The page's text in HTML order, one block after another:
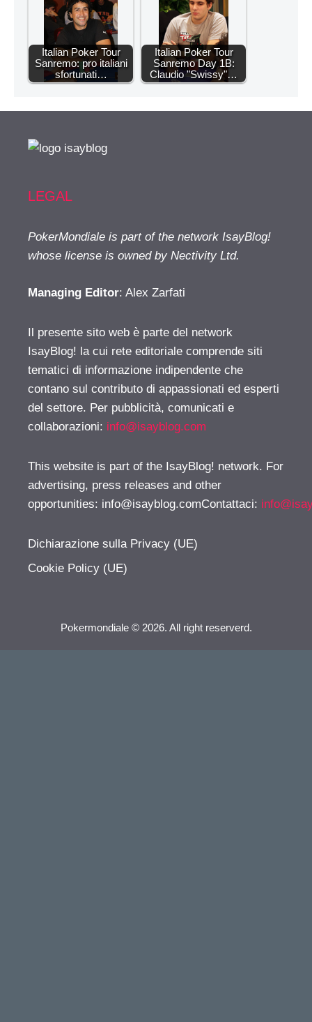
Italian Poker Tour
Sanremo: pro italiani
sfortunati…
Italian Poker Tour
Sanremo Day 1B:
Claudio "Swissy"…
LEGAL
PokerMondiale is part of the network IsayBlog!
whose license is owned by Nectivity Ltd.
Managing Editor: Alex Zarfati
Il presente sito web è parte del network
IsayBlog! la cui rete editoriale comprende siti
tematici di informazione indipendente che
contano sul contributo di appassionati ed esperti
del settore. Per pubblicità, comunicati e
collaborazioni: info@isayblog.com
This website is part of the IsayBlog! network. For
advertising, press releases and other
opportunities: info@isayblog.comContattaci:
Dichiarazione sulla Privacy (UE)
Cookie Policy (UE)
Pokermondiale © 2026. All right reserverd.